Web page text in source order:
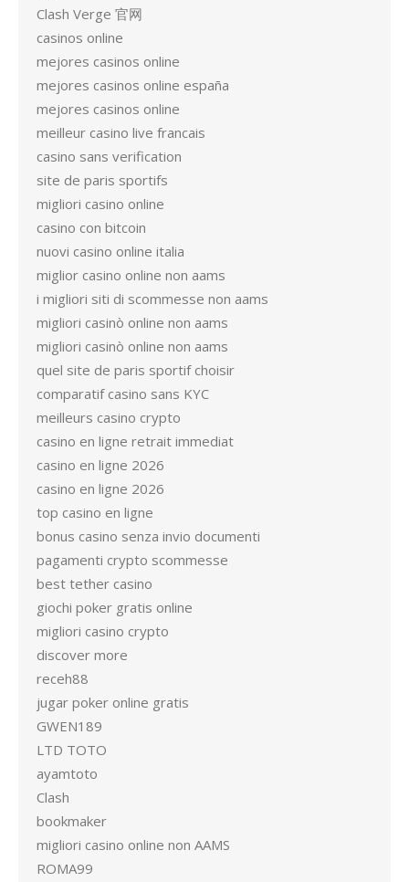
Clash Verge 官网
casinos online
mejores casinos online
mejores casinos online españa
mejores casinos online
meilleur casino live francais
casino sans verification
site de paris sportifs
migliori casino online
casino con bitcoin
nuovi casino online italia
miglior casino online non aams
i migliori siti di scommesse non aams
migliori casinò online non aams
migliori casinò online non aams
quel site de paris sportif choisir
comparatif casino sans KYC
meilleurs casino crypto
casino en ligne retrait immediat
casino en ligne 2026
casino en ligne 2026
top casino en ligne
bonus casino senza invio documenti
pagamenti crypto scommesse
best tether casino
giochi poker gratis online
migliori casino crypto
discover more
receh88
jugar poker online gratis
GWEN189
LTD TOTO
ayamtoto
Clash
bookmaker
migliori casino online non AAMS
ROMA99